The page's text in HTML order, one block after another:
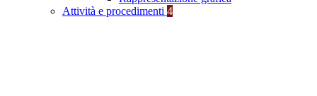
Attività e procedimenti 4